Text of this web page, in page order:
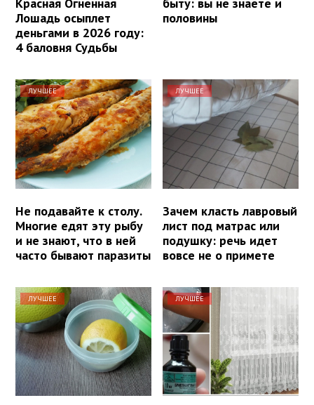
Красная Огненная
Лошадь осыплет
деньгами в 2026 году:
4 баловня Судьбы
быту: вы не знаете и
половины
ЛУЧШЕЕ
Не подавайте к столу.
Многие едят эту рыбу
и не знают, что в ней
часто бывают паразиты
ЛУЧШЕЕ
Зачем класть лавровый
лист под матрас или
подушку: речь идет
вовсе не о примете
ЛУЧШЕЕ ЛУЧШЕЕ